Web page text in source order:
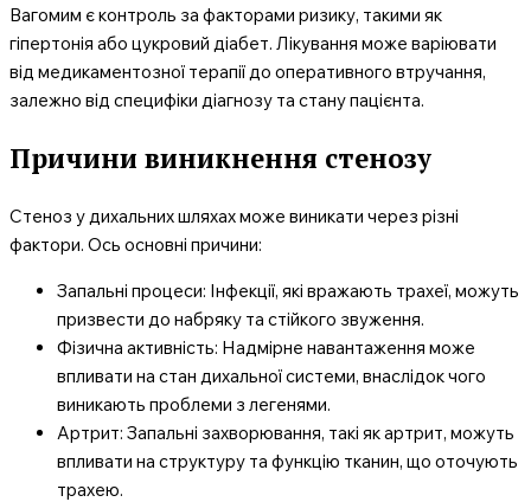
Вагомим є контроль за факторами ризику, такими як
гіпертонія або цукровий діабет. Лікування може варіювати
від медикаментозної терапії до оперативного втручання,
залежно від специфіки діагнозу та стану пацієнта.
Причини виникнення стенозу
Стеноз у дихальних шляхах може виникати через різні
фактори. Ось основні причини:
Запальні процеси: Інфекції, які вражають трахеї, можуть
призвести до набряку та стійкого звуження.
Фізична активність: Надмірне навантаження може
впливати на стан дихальної системи, внаслідок чого
виникають проблеми з легенями.
Артрит: Запальні захворювання, такі як артрит, можуть
впливати на структуру та функцію тканин, що оточують
трахею.